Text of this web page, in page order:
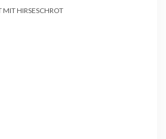
MIT HIRSESCHROT